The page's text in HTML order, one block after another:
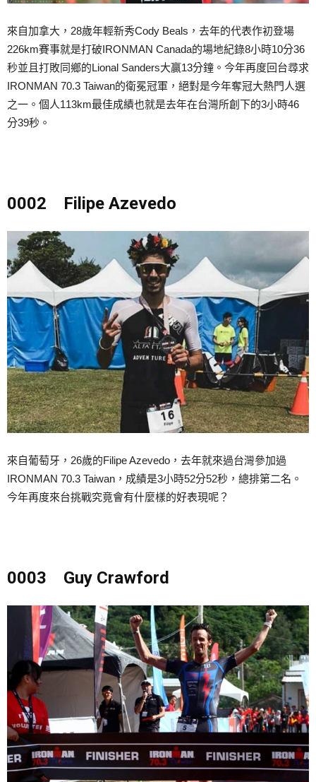
來自加拿大，28歲年輕新秀Cody Beals，去年的代表作初登場
226km賽事就是打破IRONMAN Canada的場地紀錄8小時10分36
秒並且打敗同鄉的Lional Sanders大贏13分鐘。今年再度回台尋求
IRONMAN 70.3 Taiwan的衛冕冠軍，絕對是今年奪冠大熱門人選
之一。個人113km最佳成績也就是去年在台灣所創下的3小時46
分39秒。
0002 Filipe Azevedo
來自葡萄牙，26歲的Filipe Azevedo，去年就來過台灣參加過
IRONMAN 70.3 Taiwan，成績是3小時52分52秒，總排第二名。
今年再度來台挑戰究竟會有什麼樣的好表現呢？
0003 Guy Crawford